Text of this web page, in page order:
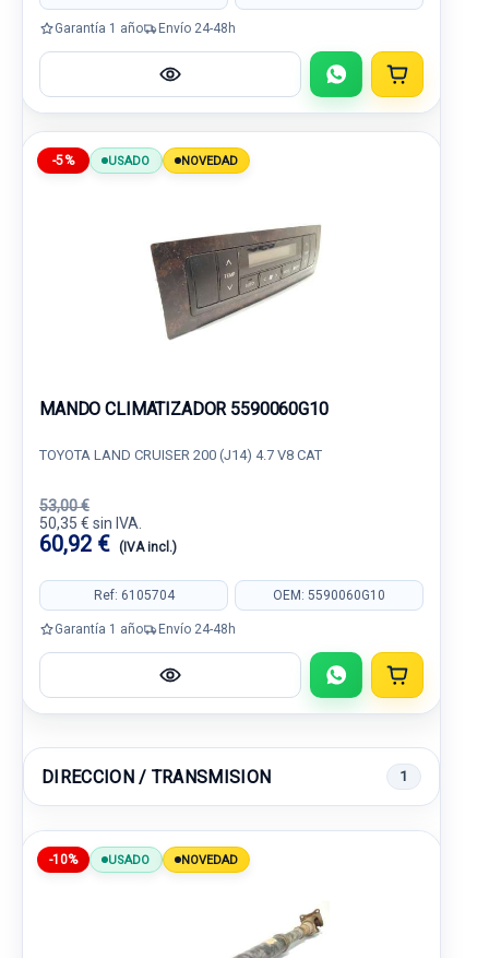
Garantía 1 año Envío 24-48h
-5% USADO NOVEDAD
MANDO CLIMATIZADOR 5590060G10
TOYOTA LAND CRUISER 200 (J14) 4.7 V8 CAT
53,00 €
50,35 € sin IVA.
60,92 € (IVA incl.)
Ref: 6105704 OEM: 5590060G10
Garantía 1 año Envío 24-48h
DIRECCION / TRANSMISION 1
-10% USADO NOVEDAD